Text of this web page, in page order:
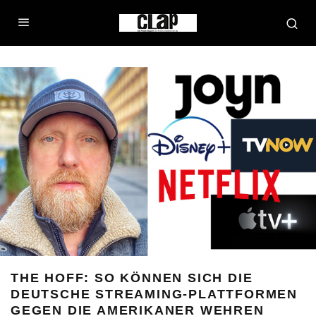
THE HOFF: SO KÖNNEN SICH DIE
DEUTSCHE STREAMING-PLATTFORMEN
GEGEN DIE AMERIKANER WEHREN